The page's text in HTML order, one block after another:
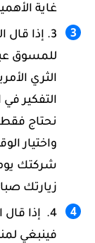
غاية
إذا قال
للمسوق
الثري
واختيار
شركتك
زيارتك
إذا
فينبغي